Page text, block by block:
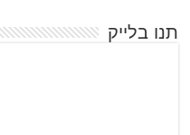
תנו בלייק